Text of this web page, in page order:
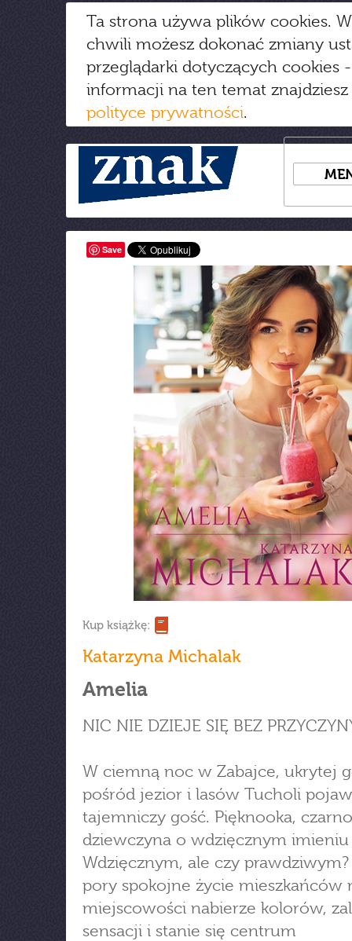
Ta strona używa plików cookies.
chwili możesz dokonać zmiany
przeglądarki dotyczących cookies
informacji na ten temat
polityce prywatności.
Save
Kup książkę:
Katarzyna Michalak
Amelia
NIC NIE DZIEJE SIĘ BEZ
W ciemną noc w Zabajce, ukrytej
pośród jezior i lasów Tucholi
tajemniczy gość. Pięknooka,
dziewczyna o wdzięcznym imieniu
Wdzięcznym, ale czy
pory spokojne życie mieszkańców
miejscowości nabierze kolorów,
sensacji i stanie się centrum